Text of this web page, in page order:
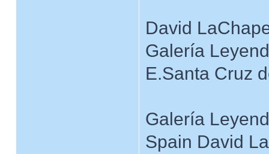
David
Galería
E.Santa Cruz
Galería
Spain David